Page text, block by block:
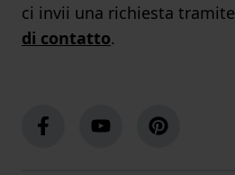
ci invii una richiesta tramite
di contatto.